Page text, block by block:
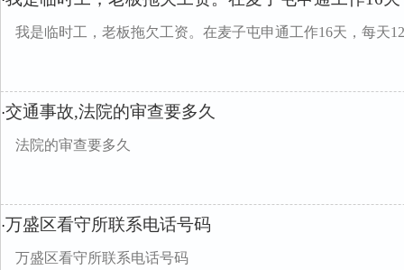
我是临时工，老板拖欠工资。在麦子屯申通工作16天，每天
·交通事故,法院的审查要多久
法院的审查要多久
·万盛区看守所联系电话号码
万盛区看守所联系电话号码